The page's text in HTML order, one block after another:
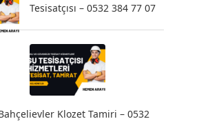
Tesisatçısı – 0532 384 77 07
Klozet Tamiri – 0532